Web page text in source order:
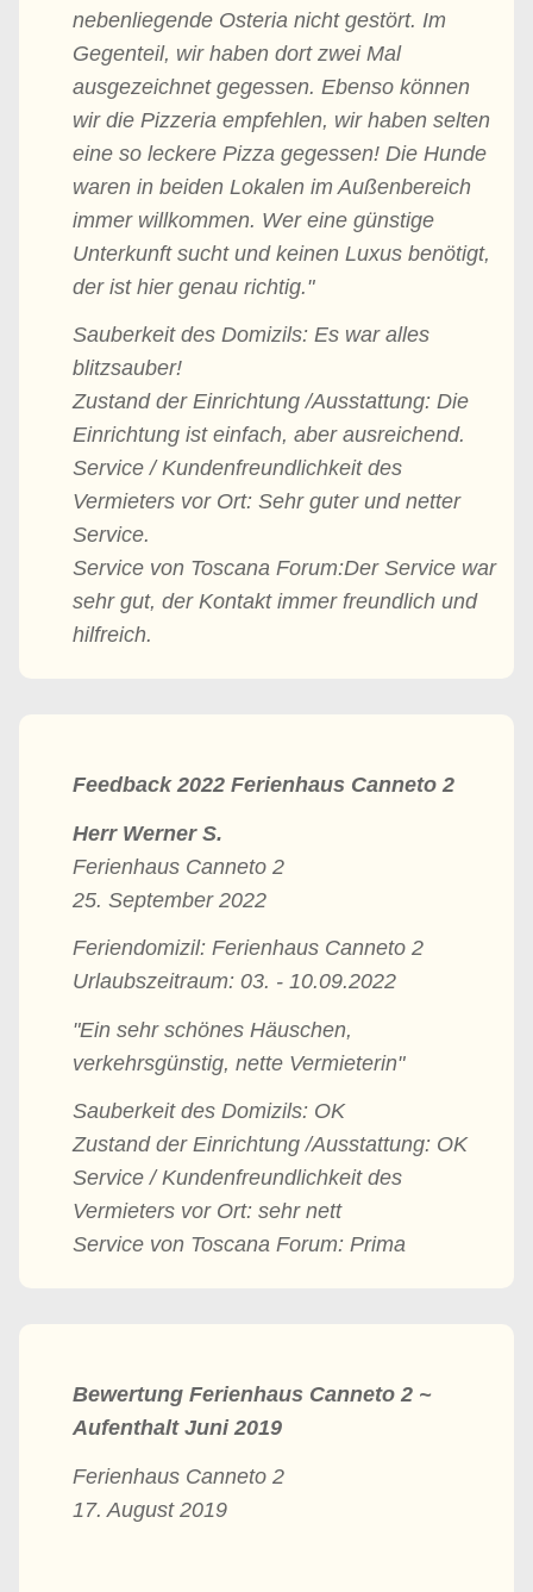
nebenliegende Osteria nicht gestört. Im
Gegenteil, wir haben dort zwei Mal
ausgezeichnet gegessen. Ebenso können
wir die Pizzeria empfehlen, wir haben selten
eine so leckere Pizza gegessen! Die Hunde
waren in beiden Lokalen im Außenbereich
immer willkommen. Wer eine günstige
Unterkunft sucht und keinen Luxus benötigt,
der ist hier genau richtig."
Sauberkeit des Domizils: Es war alles
blitzsauber!
Zustand der Einrichtung /Ausstattung: Die
Einrichtung ist einfach, aber ausreichend.
Service / Kundenfreundlichkeit des
Vermieters vor Ort: Sehr guter und netter
Service.
Service von Toscana Forum:Der Service war
sehr gut, der Kontakt immer freundlich und
hilfreich.
Feedback 2022 Ferienhaus Canneto 2
Herr Werner S.
Ferienhaus Canneto 2
25. September 2022
Feriendomizil: Ferienhaus Canneto 2
Urlaubszeitraum: 03. - 10.09.2022
"Ein sehr schönes Häuschen,
verkehrsgünstig, nette Vermieterin"
Sauberkeit des Domizils: OK
Zustand der Einrichtung /Ausstattung: OK
Service / Kundenfreundlichkeit des
Vermieters vor Ort: sehr nett
Service von Toscana Forum: Prima
Bewertung Ferienhaus Canneto 2 ~
Aufenthalt Juni 2019
Ferienhaus Canneto 2
17. August 2019